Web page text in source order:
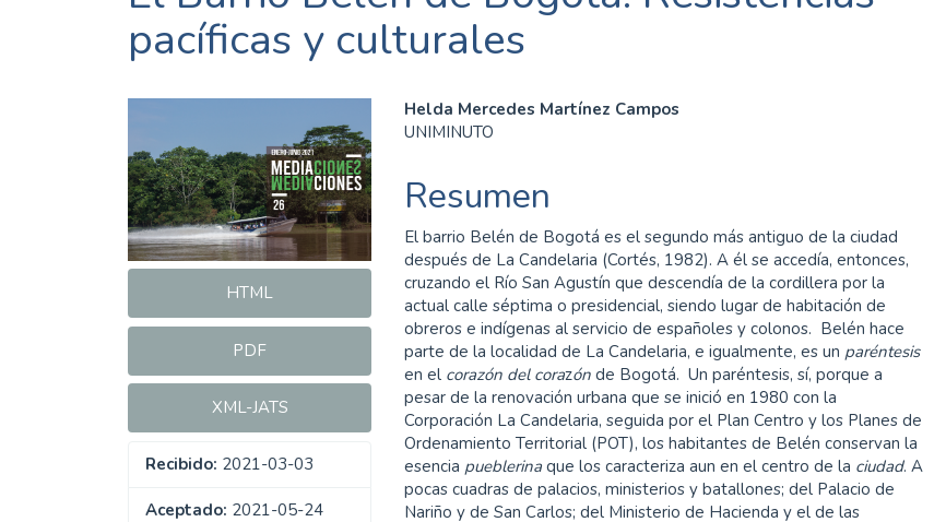
pacíficas y culturales
lateral
del
artículo
HTML
PDF
XML-JATS
Recibido: 2021-03-03
Aceptado: 2021-05-24
Contenido
principal
del
artículo
Helda Mercedes Martínez Campos
UNIMINUTO
Resumen
El barrio Belén de Bogotá es el segundo más antiguo de la ciudad
después de La Candelaria (Cortés, 1982). A él se accedía, entonces,
cruzando el Río San Agustín que descendía de la cordillera por la
actual calle séptima o presidencial, siendo lugar de habitación de
obreros e indígenas al servicio de españoles y colonos. Belén hace
parte de la localidad de La Candelaria, e igualmente, es un paréntesis
en el corazón del corazón de Bogotá. Un paréntesis, sí, porque a
pesar de la renovación urbana que se inició en 1980 con la
Corporación La Candelaria, seguida por el Plan Centro y los Planes de
Ordenamiento Territorial (POT), los habitantes de Belén conservan la
esencia pueblerinaque los caracteriza aun en el centro de la ciudad. A
pocas cuadras de palacios, ministerios y batallones; del Palacio de
Nariño y de San Carlos; del Ministerio de Hacienda y el de las